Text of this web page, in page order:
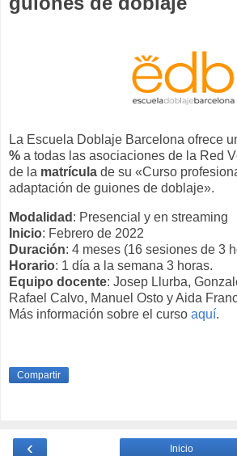
La Escuela Doblaje Barcelona ofrece
% a todas las asociaciones de la Red
de la matrícula de su «Curso
adaptación de guiones de doblaje».
Modalidad : Presencial y en streaming
Inicio: Febrero de 2022
Duración: 4 meses (16 sesiones de 3
Horario: 1 día a la semana 3 horas.
Equipo docente: Josep Llurba,
Rafael Calvo, Manuel Osto y Aida
Más información sobre el curso aquí.
Compartir
‹ Inicio